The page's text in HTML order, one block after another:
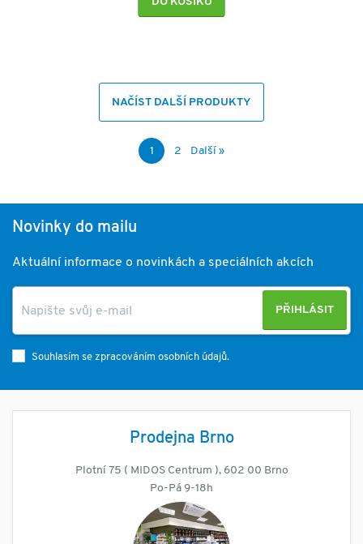
NAČÍST DALŠÍ PRODUKTY
1 2 Další »
Novinky do mailu
Aktuální informace o novinkách a speciálních akcích
PŘIHLÁSIT
Souhlasím se zpracováním osobních údajů.
Prodejna Brno
Plotní 75 ( MIDOS Centrum ), 602 00 Brno
Po-Pá 9-18h